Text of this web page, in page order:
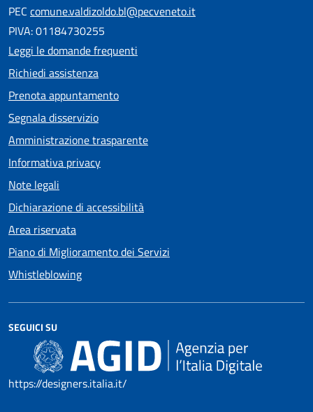
PEC comune.valdizoldo.bl@pecveneto.it
PIVA: 01184730255
Leggi le domande frequenti
Richiedi assistenza
Prenota appuntamento
Segnala disservizio
Amministrazione trasparente
Informativa privacy
Note legali
Dichiarazione di accessibilità
Area riservata
Piano di Miglioramento dei Servizi
Whistleblowing
SEGUICI SU
https://designers.italia.it/